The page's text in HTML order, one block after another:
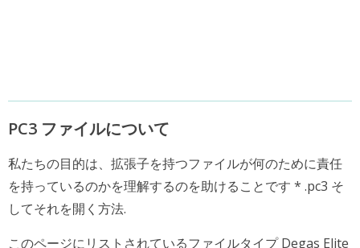
PC3 ファイルについて
私たちの目的は、拡張子を持つファイルが何のために責任
を持っているのかを理解するのを助けることです * .pc3 そ
してそれを開く方法.
このページにリストされているファイルタイプ Degas Elite